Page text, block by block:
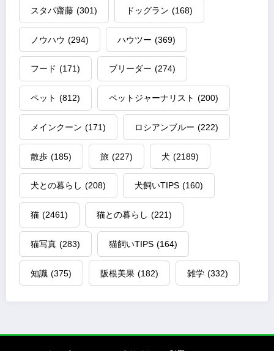
スタパ齋藤 (301) ドッグラン (168)
ノウハウ (294) ハウツー (369)
フード (171) ブリーダー (274)
ペット (812) ペットジャーナリスト (200)
メインクーン (171) ロシアンブルー (222)
散歩 (185) 旅 (227) 犬 (2189)
犬との暮らし (208) 犬飼いTIPS (160)
猫 (2461) 猫との暮らし (221)
猫写真 (283) 猫飼いTIPS (164)
知識 (375) 阪根美果 (182) 雑学 (332)